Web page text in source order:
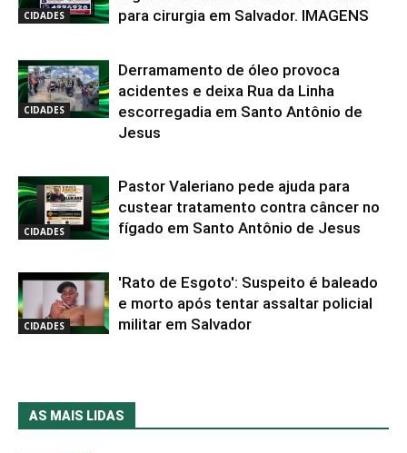
CIDADES
para cirurgia em Salvador. IMAGENS
CIDADES
Derramamento de óleo provoca
acidentes e deixa Rua da Linha
escorregadia em Santo Antônio de
Jesus
CIDADES
Pastor Valeriano pede ajuda para
custear tratamento contra câncer no
fígado em Santo Antônio de Jesus
CIDADES
'Rato de Esgoto': Suspeito é baleado
e morto após tentar assaltar policial
militar em Salvador
AS MAIS LIDAS